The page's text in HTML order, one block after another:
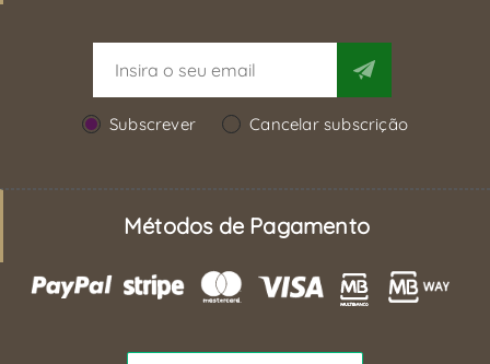
Subscrever Cancelar subscrição
Métodos de Pagamento